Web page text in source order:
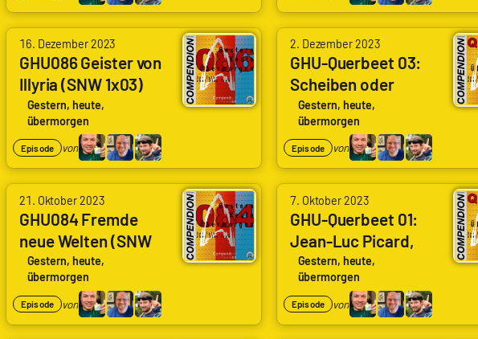
16. Dezember 2023
GHU086 Geister von
Illyria (SNW 1x03)
(Ghosts of Illyria)
Gestern, heute,
übermorgen
Episode von
2. Dezember 2023
GHU-Querbeet 03:
Scheiben oder
Stream?
Gestern, heute,
übermorgen
Episode von
21. Oktober 2023
GHU084 Fremde
neue Welten (SNW
1x01) (Strange New
Worlds)
Gestern, heute,
übermorgen
Episode von
7. Oktober 2023
GHU-Querbeet 01:
Jean-Luc Picard,
TNG und Star Trek
nach "Star Trek:
Picard"
Gestern, heute,
übermorgen
Episode von